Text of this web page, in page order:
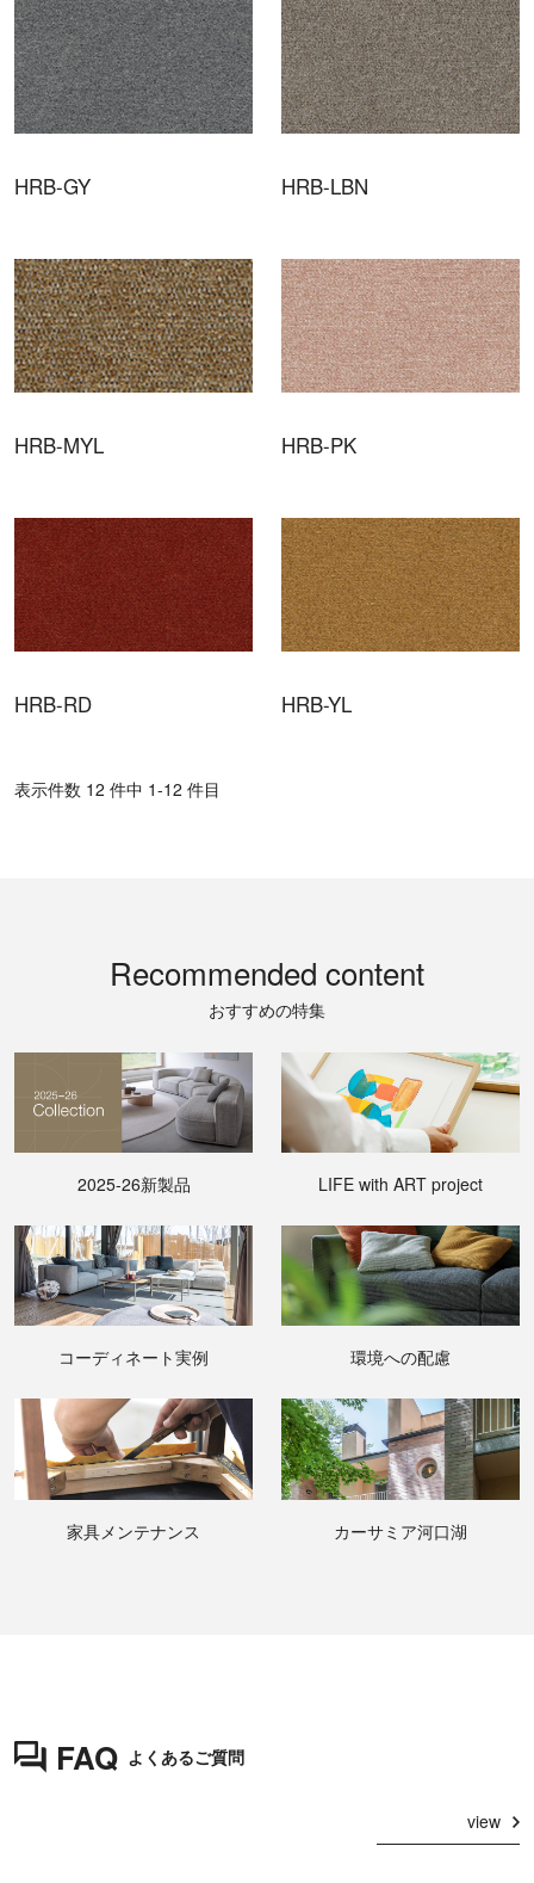
HRB-GY HRB-LBN
HRB-MYL HRB-PK
HRB-RD HRB-YL
表⽰件数 12 件中 1-12 件目
Recommended content
おすすめの特集
2025-26新製品 LIFE with ART project
コーディネート実例 環境への配慮
家具メンテナンス カーサミア河口湖
FAQ よくあるご質問
view